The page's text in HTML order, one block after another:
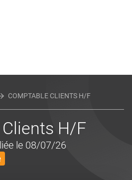
COMPTABLE CLIENTS H/F
H/F
le 08/07/26